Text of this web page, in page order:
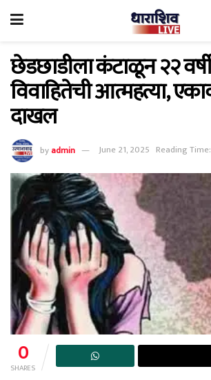
छेडछाडीला कंटाळून २२
विवाहितेची आत्महत्या,
दाखल
byadmin June 21, 2025 Reading
0
SHARES